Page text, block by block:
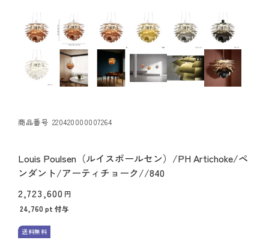
商品番号 220420000007264
Louis Poulsen（ルイスポールセン）/PH Artichoke/ペ
ンダント/アーティチョーク//840
2,723,600
24,760 pt 付与
送料無料